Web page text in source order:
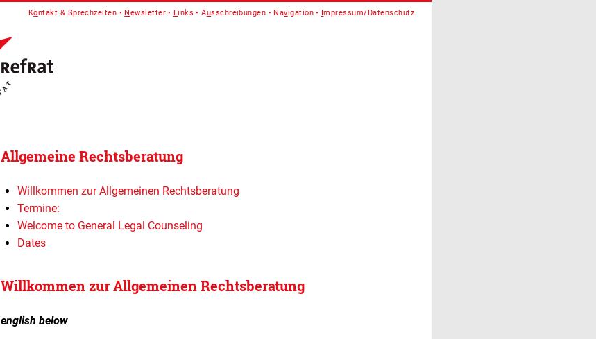
Kontakt & Sprechzeiten Newsletter Links Ausschreibungen Navigation Impressum/Datenschutz
Allgemeine Rechtsberatung
Willkommen zur Allgemeinen Rechtsberatung
Termine:
Welcome to General Legal Counseling
Dates
Willkommen zur Allgemeinen Rechtsberatung
english below